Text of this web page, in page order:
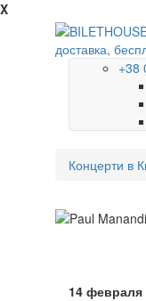
X
+38
Концерти в
14